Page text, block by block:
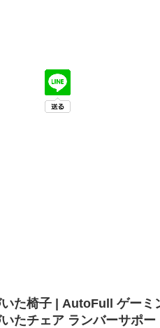
た椅子 | AutoFull ゲー
たチェア ランバーサポ